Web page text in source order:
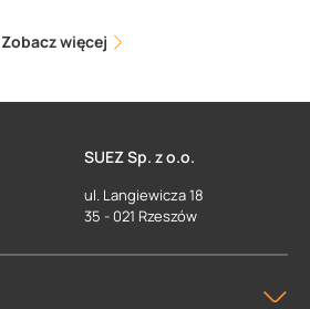
Zobacz więcej
SUEZ Sp. z o.o.
ul. Langiewicza 18
35 - 021 Rzeszów